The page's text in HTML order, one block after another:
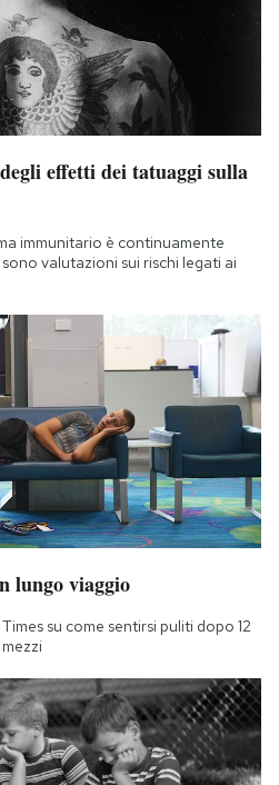
effetti dei tatuaggi sulla
immunitario è continuamente
valutazioni sui rischi legati ai
lungo viaggio
su come sentirsi puliti dopo 12